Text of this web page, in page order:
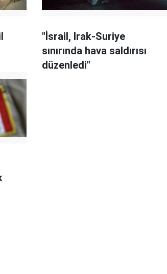
"İsrail, Irak-Suriye
sınırında hava saldırısı
düzenledi"